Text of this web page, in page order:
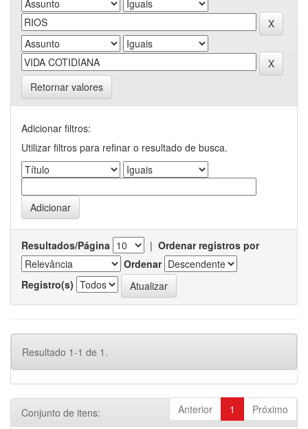
Retornar valores
Adicionar filtros:
Utilizar filtros para refinar o resultado de busca.
Resultados/Página | Ordenar registros por
Ordenar
Registro(s)
Resultado 1-1 de 1.
Anterior 1 Próximo
Conjunto de itens: